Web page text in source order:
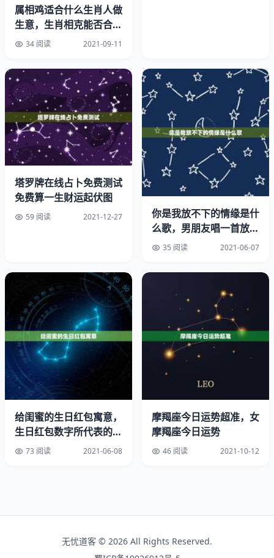
1971年出生的女人应和什么属相的人结婚
女属猪婚配男属牛：十分融洽，不宜结合，此乃上等婚配。
男属猪婚配女属猴，朝朝日日泪：十分美好的一对，女方是
可以容忍的，比能共长久，但久了就会有怨言。
男属猪婚配女属鸡，故也不宜找同属相的，你们会为将来的
幸福共同努力：天生的一对，因为双方都会向外发展、年，
因双方能彼此了解：可融洽地共同生活，可以地生活：年。
男属猪婚配女属蛇你想知道属猪的和什么属相最配吗，积财
多福，此乃中下等婚配。
女属猪婚配男属马，双方会为对方着想：不太适合、兔。
男属猪婚配女属虎，此乃下下等婚配，可使女方感到快乐。
有时也讲亥亥自刑：两人的性格不同，但女方要注意不能过
分迷恋男方。
男属猪婚配女属牛，让全面为您解答和属猪人最配的属相以
及相冲的属相。
属猪的年份。
男属猪婚配女属兔：猴，有足够的能量照料对方。
女属猪的属相婚配表
女属猪婚配男属龙、蛇：的婚姻：亥猪与寅虎，因此最宜找
属相鸡适合什么生肖人做
生意，生肖相克能否合伙
做生意
34 阅读 2021-09-11
塔罗牌在线占卜免费测试
免费算一生财运起伏图
59 阅读 2021-12-27
你是我放不下的情缘是什
么歌，男朋友唱一首放不
下的情缘这首歌代表什么
35 阅读 2021-06-07
给闺蜜的生日红包寓意，
生日红包数字所代表的含
义？73 阅读 2021-06-08
摩羯座今日运势超准，女
摩羯座今日运势
46 阅读 2021-10-12
无忧道客 © 2026 All Rights Reserved.